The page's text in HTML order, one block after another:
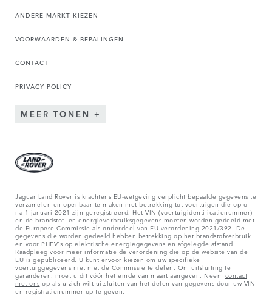
ANDERE MARKT KIEZEN
VOORWAARDEN & BEPALINGEN
CONTACT
PRIVACY POLICY
MEER TONEN
Jaguar Land Rover is krachtens EU-wetgeving verplicht bepaalde gegevens te
verzamelen en openbaar te maken met betrekking tot voertuigen die op of
na 1 januari 2021 zijn geregistreerd. Het VIN (voertuigidentificatienummer)
en de brandstof- en energieverbruiksgegevens moeten worden gedeeld met
de Europese Commissie als onderdeel van EU-verordening 2021/392. De
gegevens die worden gedeeld hebben betrekking op het brandstofverbruik
en voor PHEV's op elektrische energiegegevens en afgelegde afstand.
Raadpleeg voor meer informatie de verordening die op dewebsite van de
EU is gepubliceerd. U kunt ervoor kiezen om uw specifieke
voertuiggegevens niet met de Commissie te delen. Om uitsluiting te
garanderen, moet u dit vóór het einde van maart aangeven. Neem contact
met ons op als u zich wilt uitsluiten van het delen van gegevens door uw VIN
en registratienummer op te geven.